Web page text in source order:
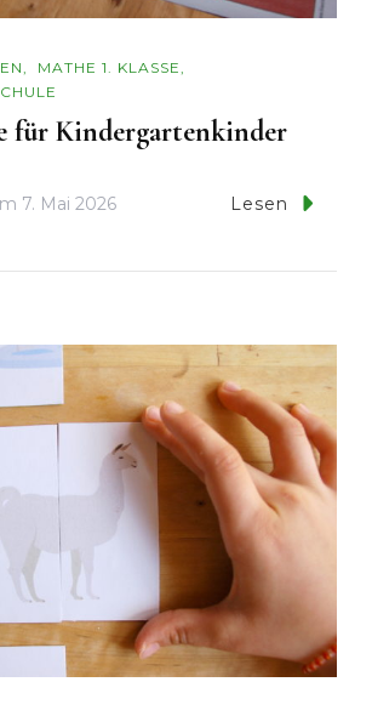
MATHE 1. KLASSE
für Kindergartenkinder
7. Mai 2026 Lesen